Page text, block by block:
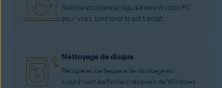
Nettoie et optimise régulièrement votre PC
pour vous, sans lever le petit doigt.
Nettoyage de disque
Récupérez de l’espace de stockage en
supprimant les fichiers résiduels de Windows